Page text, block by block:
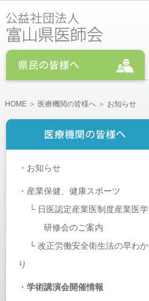
HOME ＞ 医療機関の皆様へ ＞ お知らせ
・ お知らせ
・ 産業保健、健康スポーツ
└ 日医認定産業医制度産業医学
研修会のご案内
└ 改正労働安全衛生法の早わか
り
・ 学術講演会開催情報